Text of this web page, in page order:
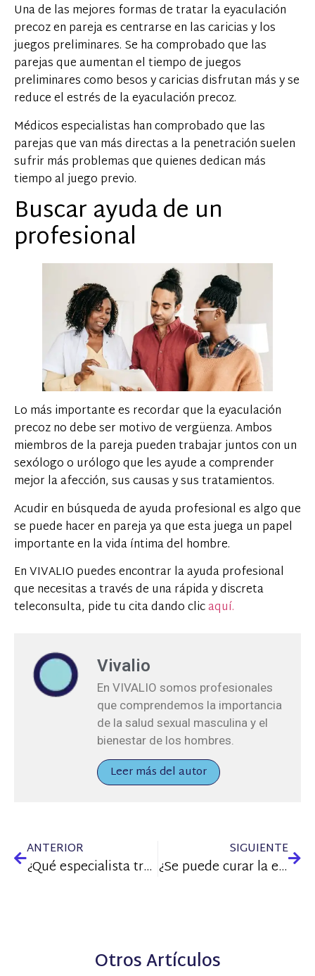
Una de las mejores formas de tratar la eyaculación
precoz en pareja es centrarse en las caricias y los
juegos preliminares. Se ha comprobado que las
parejas que aumentan el tiempo de juegos
preliminares como besos y caricias disfrutan más y se
reduce el estrés de la eyaculación precoz.
Médicos especialistas han comprobado que las
parejas que van más directas a la penetración suelen
sufrir más problemas que quienes dedican más
tiempo al juego previo.
Buscar ayuda de un
profesional
Lo más importante es recordar que la eyaculación
precoz no debe ser motivo de vergüenza. Ambos
miembros de la pareja pueden trabajar juntos con un
sexólogo o urólogo que les ayude a comprender
mejor la afección, sus causas y sus tratamientos.
Acudir en búsqueda de ayuda profesional es algo que
se puede hacer en pareja ya que esta juega un papel
importante en la vida íntima del hombre.
En VIVALIO puedes encontrar la ayuda profesional
que necesitas a través de una rápida y discreta
teleconsulta, pide tu cita dando clicaquí.
Vivalio
En VIVALIO somos profesionales
que comprendemos la importancia
de la salud sexual masculina y el
bienestar de los hombres.
Leer más del autor
ANTERIOR
¿Qué especialista trata la eyaculación precoz?
SIGUIENTE
¿Se puede curar la eyaculación precoz?
Otros Artículos